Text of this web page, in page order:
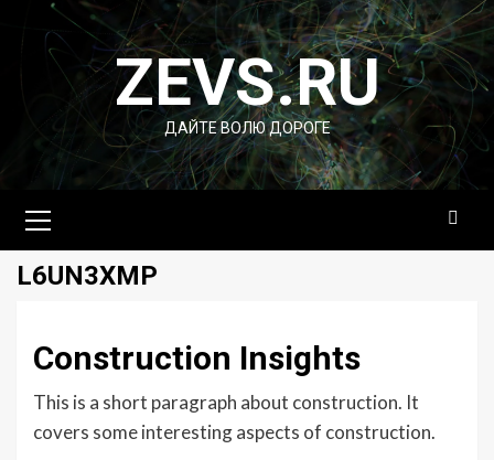
Перейти
содержимомуZEVS.RU
ДАЙТЕ ВОЛЮ ДОРОГЕ
меню
L6UN3XMP
Construction Insights
This is a short paragraph about construction. It
covers some interesting aspects of construction.